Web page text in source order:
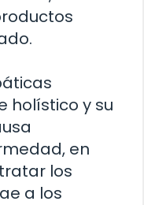
holístico y su
en
los
a los